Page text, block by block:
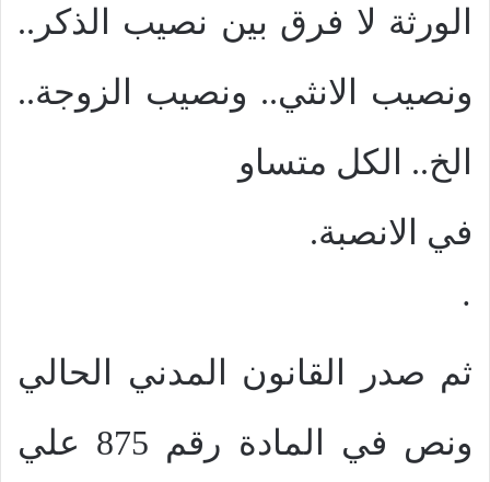
الورثة لا فرق بين نصيب الذكر..
ونصيب الانثي.. ونصيب الزوجة..
الخ.. الكل متساو
في الانصبة.
·
ثم صدر القانون المدني الحالي
ونص في المادة رقم 875 علي